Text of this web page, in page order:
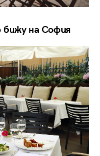
бижу на София